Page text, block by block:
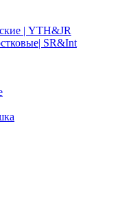
| YTH&JR
SR&Int